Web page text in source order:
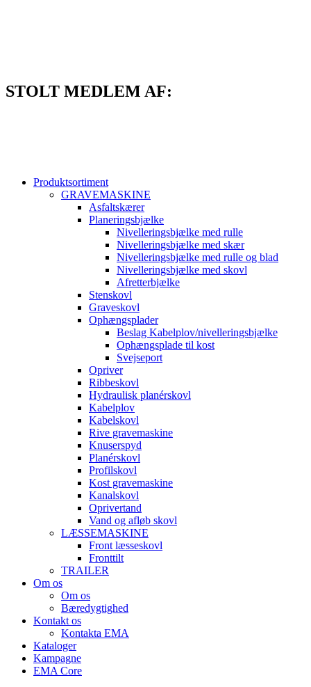
STOLT MEDLEM AF:
Produktsortiment
GRAVEMASKINE
Asfaltskærer
Planeringsbjælke
Nivelleringsbjælke med rulle
Nivelleringsbjælke med skær
Nivelleringsbjælke med rulle og blad
Nivelleringsbjælke med skovl
Afretterbjælke
Stenskovl
Graveskovl
Ophængsplader
Beslag Kabelplov/nivelleringsbjælke
Ophængsplade til kost
Svejseport
Opriver
Ribbeskovl
Hydraulisk planérskovl
Kabelplov
Kabelskovl
Rive gravemaskine
Knuserspyd
Planérskovl
Profilskovl
Kost gravemaskine
Kanalskovl
Oprivertand
Vand og afløb skovl
LÆSSEMASKINE
Front læsseskovl
Fronttilt
TRAILER
Om os
Om os
Bæredygtighed
Kontakt os
Kontakta EMA
Kataloger
Kampagne
EMA Core